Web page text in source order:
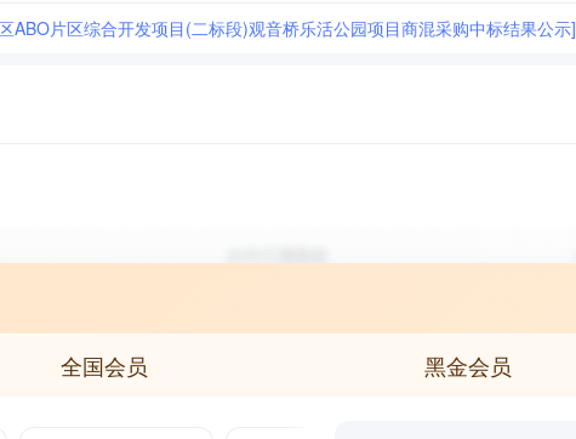
ABO片区综合开发项目(二标段)观音桥乐活公园项目商混采购中标结果公示]
全国会员 黑金会员